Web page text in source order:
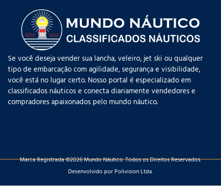
Se você deseja vender sua lancha, veleiro, jet ski ou qualquer
tipo de embarcação com agilidade, segurança e visibilidade,
você está no lugar certo. Nosso portal é especializado em
classificados náuticos e conecta diariamente vendedores e
compradores apaixonados pelo mundo náutico.
Marca Registrada ©2026 Mundo Náutico. Todos os Direitos Reservados.
Desenvolvido por Polivision Ltda.